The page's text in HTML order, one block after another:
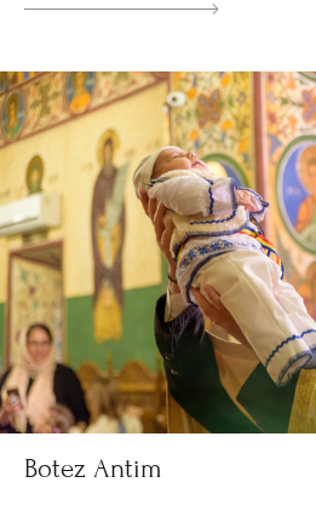
Botez Antim